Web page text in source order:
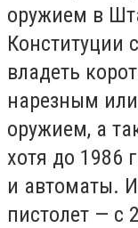
оружием в
Конституции
владеть
нарезным
оружием, а
хотя до 1986
и автоматы.
пистолет — с